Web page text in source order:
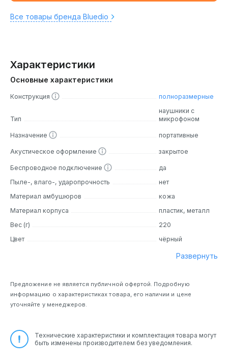
Все товары бренда Bluedio
Характеристики
Основные характеристики
Конструкция полноразмерные
Тип
наушники с
микрофоном
Назначение портативные
Акустическое оформление закрытое
Беспроводное подключение
да
Пыле-, влаго-, ударопрочность
нет
Материал амбушюров
кожа
Материал корпуса
пластик, металл
Вес (г)
220
Цвет
чёрный
Развернуть
Предложение не является публичной офертой. Подробную
информацию о характеристиках товара, его наличии и цене
уточняйте у менеджеров.
Технические характеристики и комплектация товара могут
быть изменены производителем без уведомления.